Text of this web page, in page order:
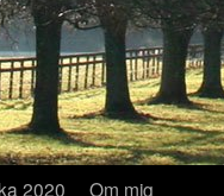
2020 Om mig